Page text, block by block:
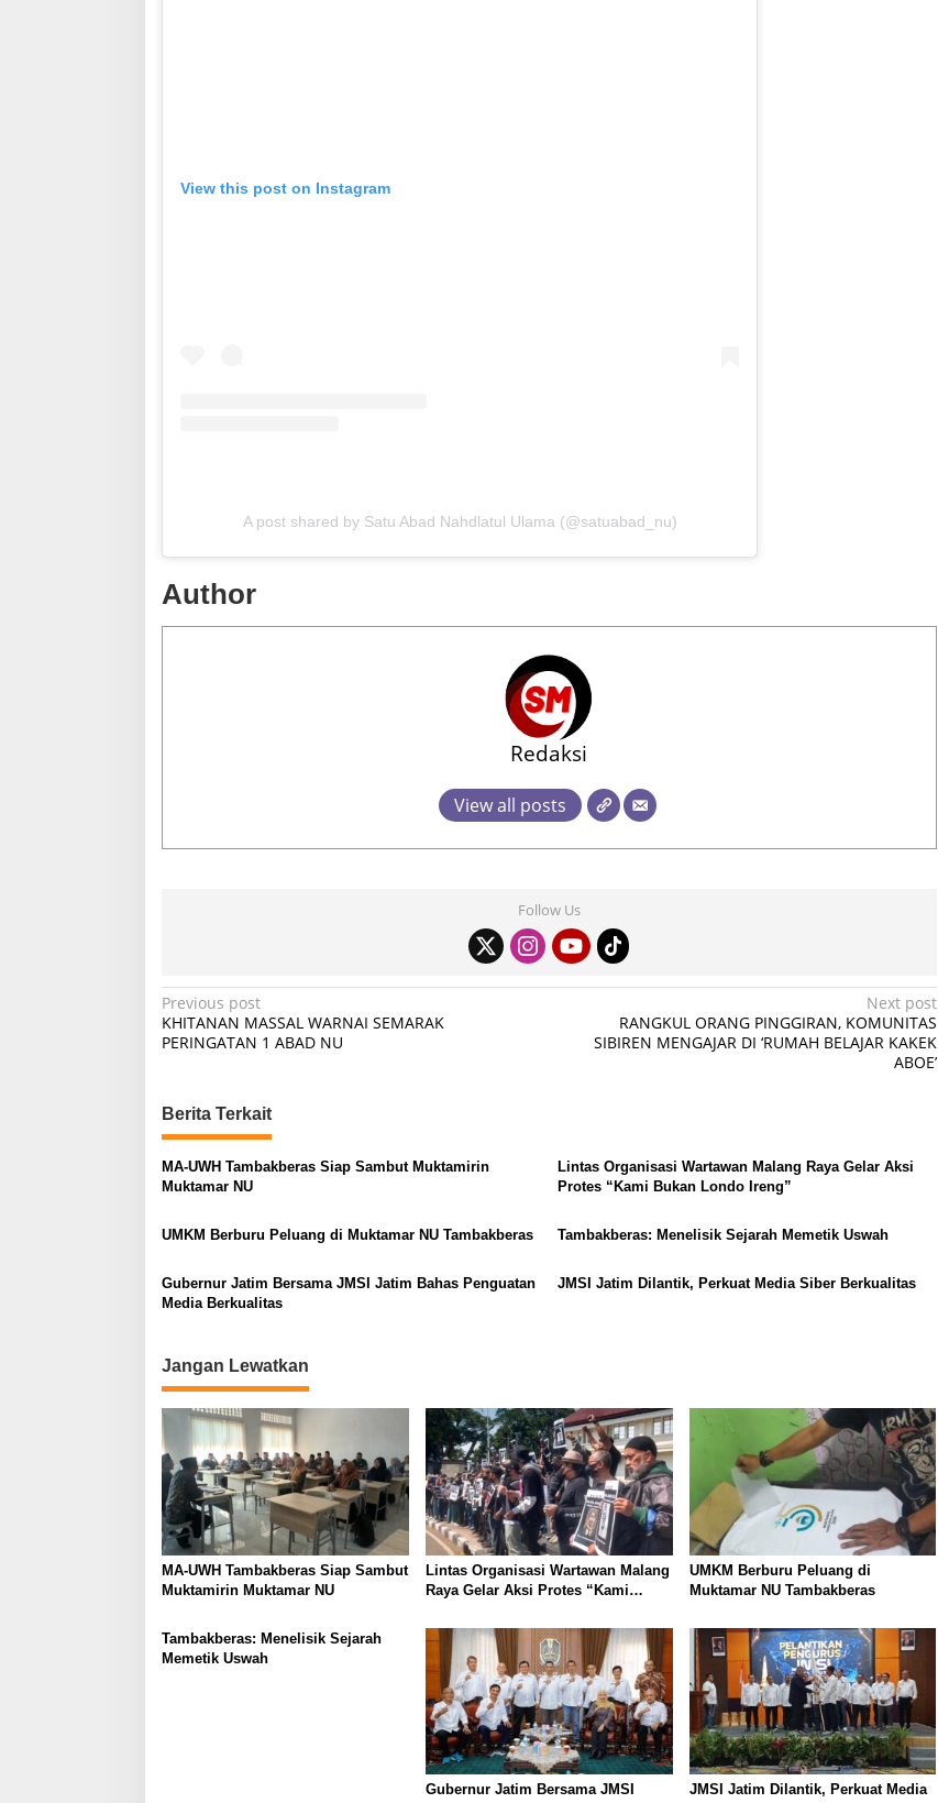
View this post on Instagram
A post shared by Satu Abad Nahdlatul Ulama (@satuabad_nu)
Author
Redaksi
View all posts
Follow Us
P
o
t
n
a
v
i
a
t
o
n
Previous post
KHITANAN MASSAL WARNAI SEMARAK
PERINGATAN 1 ABAD NU
Next post
RANGKUL ORANG PINGGIRAN, KOMUNITAS
SIBIREN MENGAJAR DI ‘RUMAH BELAJAR KAKEK
ABOE’
Berita Terkait
MA-UWH Tambakberas Siap Sambut Muktamirin
Muktamar NU
Lintas Organisasi Wartawan Malang Raya Gelar Aksi
Protes “Kami Bukan Londo Ireng”
UMKM Berburu Peluang di Muktamar NU Tambakberas Tambakberas: Menelisik Sejarah Memetik Uswah
Gubernur Jatim Bersama JMSI Jatim Bahas Penguatan
Media Berkualitas
JMSI Jatim Dilantik, Perkuat Media Siber Berkualitas
Jangan Lewatkan
MA-UWH Tambakberas Siap Sambut
Muktamirin Muktamar NU
Lintas Organisasi Wartawan Malang
Raya Gelar Aksi Protes “Kami
UMKM Berburu Peluang di
Muktamar NU Tambakberas
Tambakberas: Menelisik Sejarah
Memetik Uswah
Gubernur Jatim Bersama JMSI
JMSI Jatim Dilantik, Perkuat Media